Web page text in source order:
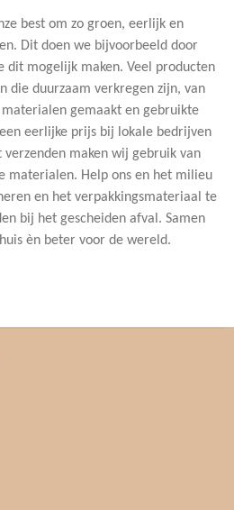
best om zo groen, eerlijk en
Dit doen we bijvoorbeeld door
dit mogelijk maken. Veel producten
die duurzaam verkregen zijn, van
gemaakt en gebruikte
eerlijke prijs bij lokale bedrijven
maken wij gebruik van
materialen. Help ons en het milieu
en het verpakkingsmateriaal te
bij het gescheiden afval. Samen
èn beter voor de wereld.